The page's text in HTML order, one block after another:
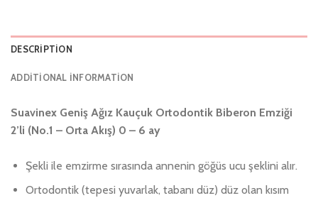
DESCRIPTION
ADDITIONAL INFORMATION
Suavinex Geniş Ağız Kauçuk Ortodontik Biberon Emziği
2’li (No.1 – Orta Akış) 0 – 6 ay
Şekli ile emzirme sırasında annenin göğüs ucu şeklini alır.
Ortodontik (tepesi yuvarlak, tabanı düz) düz olan kısım